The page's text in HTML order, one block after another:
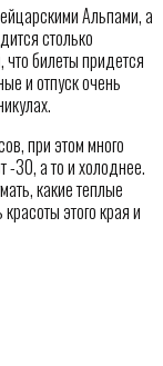
Альпами, а
столько
билеты придется
и отпуск очень
при этом много
30, а то и холоднее.
какие теплые
этого края и